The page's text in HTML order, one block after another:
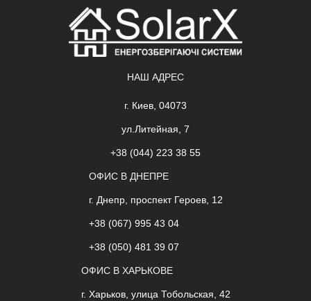
НАШ АДРЕС
г. Киев, 04073
ул.Литейная, 7
+38 (044) 223 38 55
ОФИС В ДНЕПРЕ
г. Днепр, проспект Героев, 12
+38 (067) 995 43 04
+38 (050) 481 39 07
ОФИС В ХАРЬКОВЕ
г. Харьков, улица Тобольская, 42